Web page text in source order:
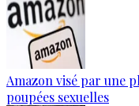
Amazon visé par une
poupées sexuelles